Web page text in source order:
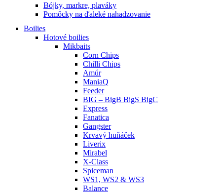
Bójky, markre, plaváky
Pomôcky na ďaleké nahadzovanie
Boilies
Hotové boilies
Mikbaits
Corn Chips
Chilli Chips
Amúr
ManiaQ
Feeder
BIG – BigB BigS BigC
Express
Fanatica
Gangster
Krvavý huňáček
Liverix
Mirabel
X-Class
Spiceman
WS1, WS2 & WS3
Balance